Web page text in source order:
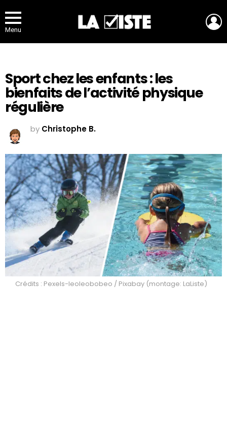
Menu
Sport chez les enfants : les
bienfaits de l’activité physique
régulière
by Christophe B.
Crédits : Pexels-leoleobobeo / Pixabay (montage: LaListe)